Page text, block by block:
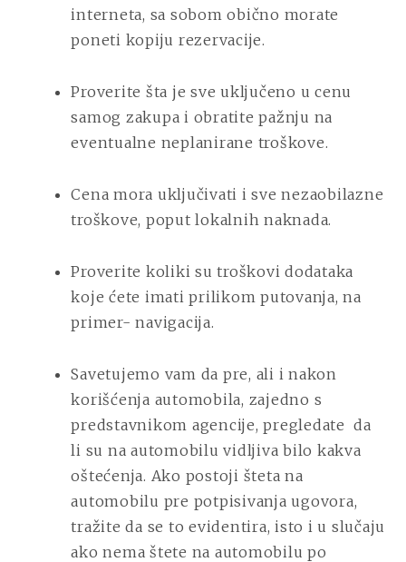
interneta, sa sobom obično morate
poneti kopiju rezervacije.
Proverite šta je sve uključeno u cenu
samog zakupa i obratite pažnju na
eventualne neplanirane troškove.
Cena mora uključivati i sve nezaobilazne
troškove, poput lokalnih naknada.
Proverite koliki su troškovi dodataka
koje ćete imati prilikom putovanja, na
primer- navigacija.
Savetujemo vam da pre, ali i nakon
korišćenja automobila, zajedno s
predstavnikom agencije, pregledate da
li su na automobilu vidljiva bilo kakva
oštećenja. Ako postoji šteta na
automobilu pre potpisivanja ugovora,
tražite da se to evidentira, isto i u slučaju
ako nema štete na automobilu po